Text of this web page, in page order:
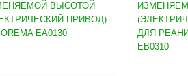
ВЫСОТОЙ
ПРИВОД)
EA0130
ДЛЯ
EB0310